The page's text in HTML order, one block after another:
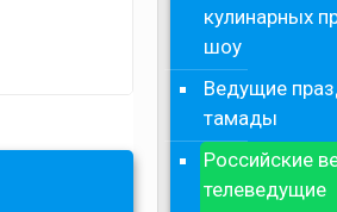
кулинарных
шоу
Ведущие
тамады
Российские
телеведущие